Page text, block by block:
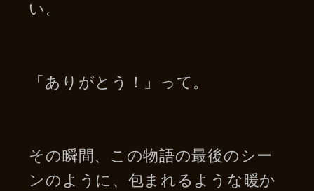
い。
「ありがとう！」って。
その瞬間、この物語の最後のシー
ンのように、包まれるような暖か